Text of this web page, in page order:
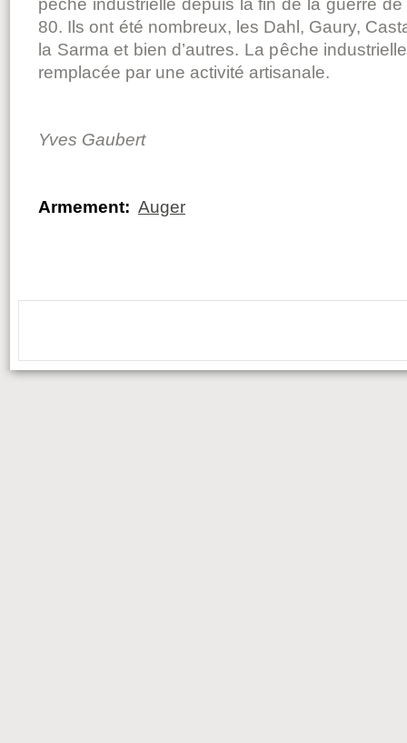
80. Ils ont été nombreux, les Dahl, Gaury,
la Sarma et bien d’autres. La pêche
remplacée par une activité artisanale.
Yves Gaubert
Armement: Auger